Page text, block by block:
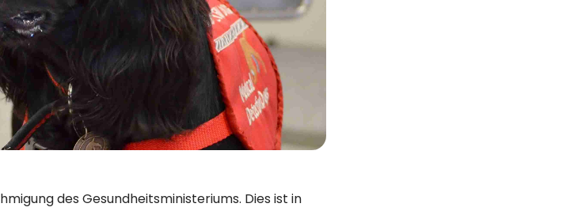
des Gesundheitsministeriums. Dies ist in